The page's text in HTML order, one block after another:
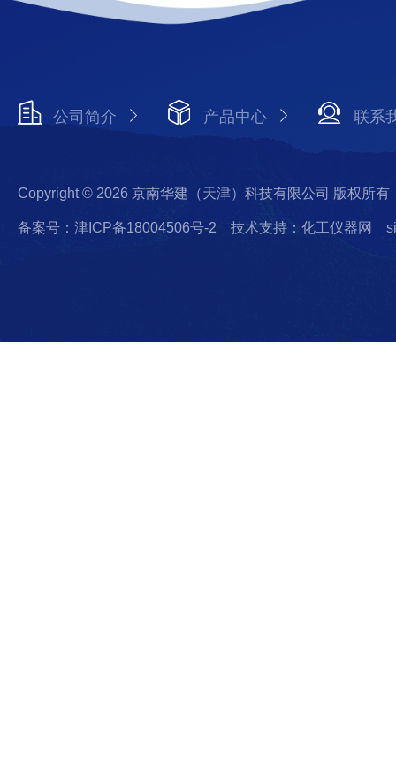
公司简介 产品中心 联系
Copyright © 2026 京南华建（天津）科技有限公司 版权所有
备案号：津ICP备18004506号-2 技术支持：化工仪器网